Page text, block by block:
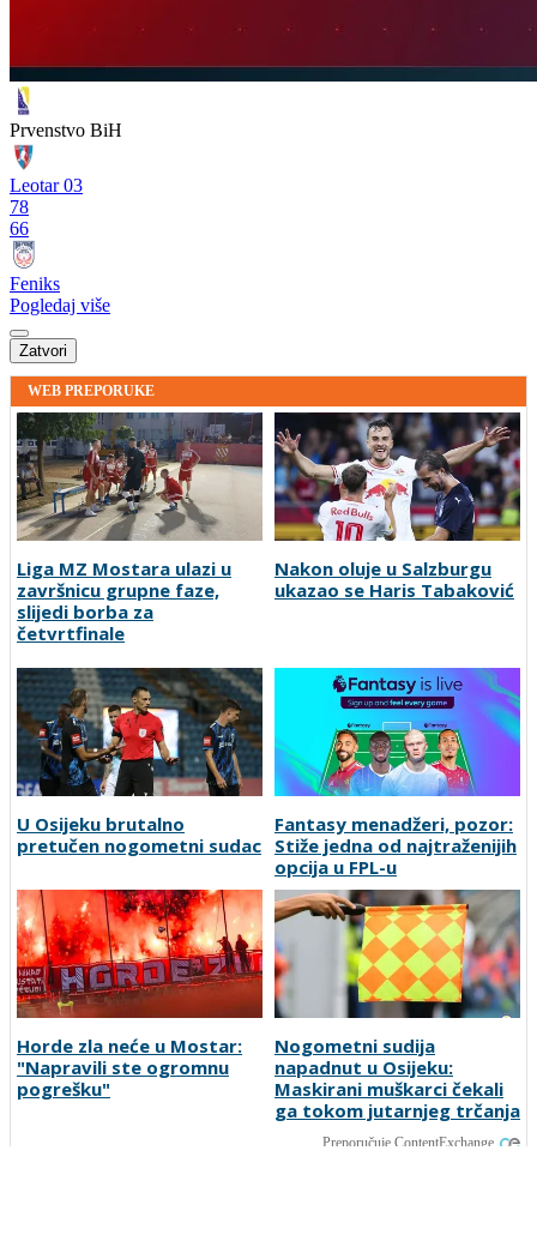
Prvenstvo BiH
Leotar 03
78
66
Feniks
Pogledaj više
Zatvori
WEB PREPORUKE
Liga MZ Mostara ulazi u
završnicu grupne faze,
slijedi borba za
četvrtfinale
Nakon oluje u Salzburgu
ukazao se Haris Tabaković
U Osijeku brutalno
pretučen nogometni sudac
Fantasy menadžeri, pozor:
Stiže jedna od najtraženijih
opcija u FPL-u
Horde zla neće u Mostar:
"Napravili ste ogromnu
pogrešku"
Nogometni sudija
napadnut u Osijeku:
Maskirani muškarci čekali
ga tokom jutarnjeg trčanja
Preporučuje ContentExchange